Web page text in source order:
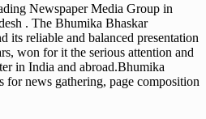
Newspaper Media Group in
. The Bhumika Bhaskar
its reliable and balanced presentation
won for it the serious attention and
in India and abroad.Bhumika
for news gathering, page composition